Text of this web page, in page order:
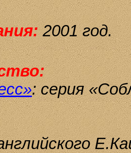
2001 год.
:серия